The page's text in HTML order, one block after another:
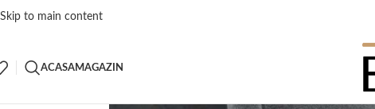
Skip to main content
ACASAMAGAZIN